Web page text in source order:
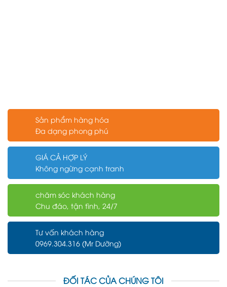
Sản phẩm hàng hóa
Đa dạng phong phú
GIÁ CẢ HỢP LÝ
Không ngừng cạnh tranh
chăm sóc khách hàng
Chu đáo, tận tình, 24/7
Tư vấn khách hàng
0969.304.316 (Mr Dưỡng)
ĐỐI TÁC CỦA CHÚNG TÔI